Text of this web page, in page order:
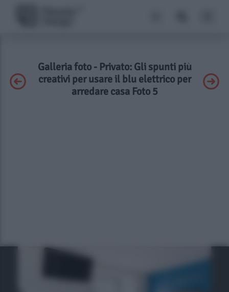
Galleria foto - Privato: Gli spunti più
creativi per usare il blu elettrico per
arredare casa Foto 5